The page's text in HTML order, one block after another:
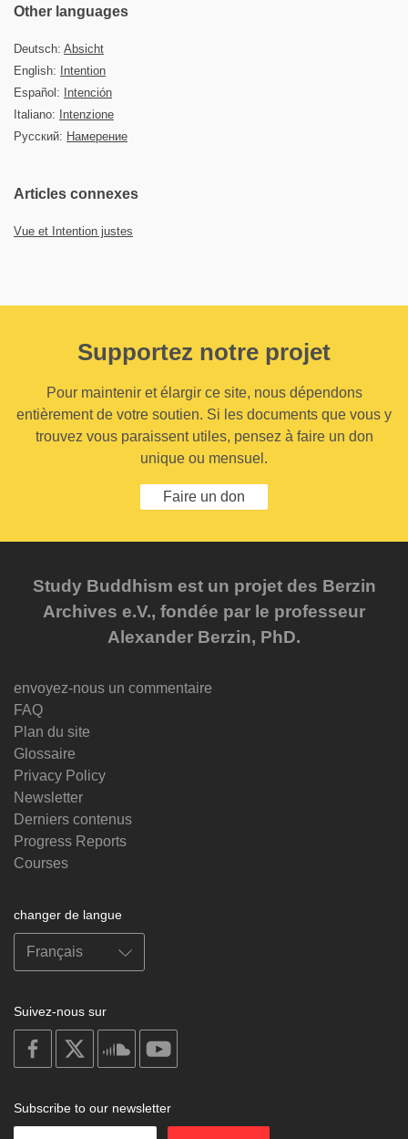
Other languages
Deutsch: Absicht
English:
Intention
Español:
Intención
Italiano:
Intenzione
Русский: Намерение
Articles connexes
Vue et Intention justes
Supportez notre projet
Pour maintenir et élargir ce site, nous dépendons
entièrement de votre soutien. Si les documents que vous y
trouvez vous paraissent utiles, pensez à faire un don
unique ou mensuel.
Faire un don
Study Buddhism est un projet des Berzin
Archives e.V., fondée par le professeur
Alexander Berzin, PhD.
envoyez-nous un commentaire
FAQ
Plan du site
Glossaire
Privacy Policy
Newsletter
Derniers contenus
Progress Reports
Courses
changer de langue
Suivez-nous sur
on
facebook
soundcloud
Subscribe to our newsletter